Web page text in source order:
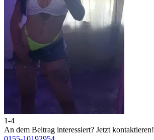
1-4
An dem Beitrag interessiert? Jetzt kontaktieren!